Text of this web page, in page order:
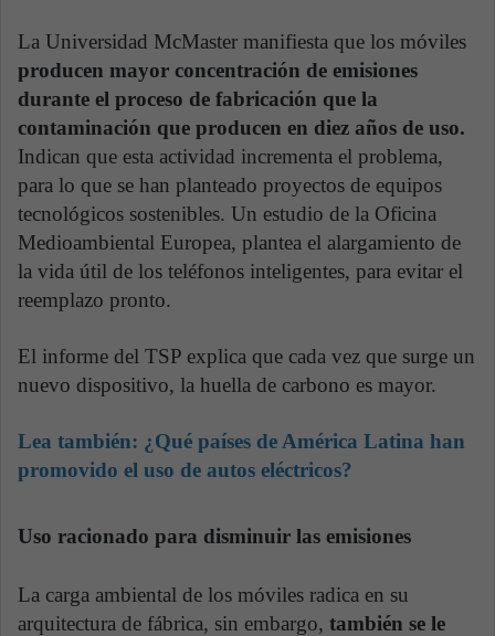
La Universidad McMaster manifiesta que los móviles
producen mayor concentración de emisiones
durante el proceso de fabricación que la
contaminación que producen en diez años de uso.
Indican que esta actividad incrementa el problema,
para lo que se han planteado proyectos de equipos
tecnológicos sostenibles. Un estudio de la Oficina
Medioambiental Europea, plantea el alargamiento de
la vida útil de los teléfonos inteligentes, para evitar el
reemplazo pronto.
El informe del TSP explica que cada vez que surge un
nuevo dispositivo, la huella de carbono es mayor.
Lea también: ¿Qué países de América Latina han
promovido el uso de autos eléctricos?
Uso racionado para disminuir las emisiones
La carga ambiental de los móviles radica en su
arquitectura de fábrica, sin embargo, también se le